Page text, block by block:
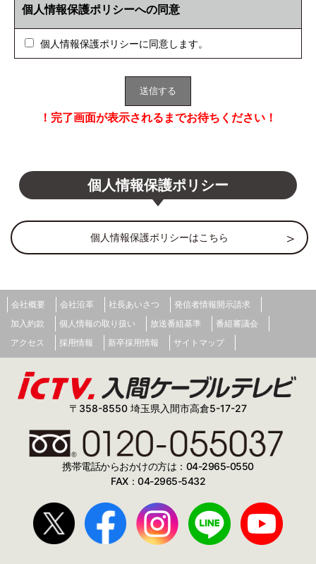
個人情報保護ポリシーへの同意
個人情報保護ポリシーに同意します。
！完了画面が表示されるまでお待ちください！
個人情報保護ポリシー
個人情報保護ポリシーはこちら
会社概要 会社沿革 社長あいさつ
発信者情報開示請求
加入約款
個人情報の取り扱い 放送番組基準
番組審議会
アクセス
採用情報 新卒採用情報 サイトマップ
〒358-8550 埼玉県入間市高倉5-17-27
携帯電話からおかけの方は：04-2965-0550
FAX：04-2965-5432